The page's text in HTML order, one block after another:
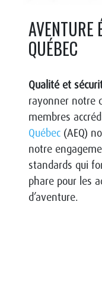
AVENTURE
QUÉBEC
Qualité et
rayonner notre
membres
Québec (AEQ)
notre
standards qui
phare pour les
d’aventure.